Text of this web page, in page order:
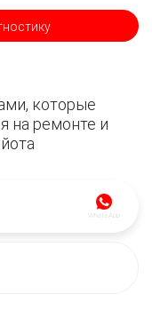
которые
на ремонте и
WhatsApp